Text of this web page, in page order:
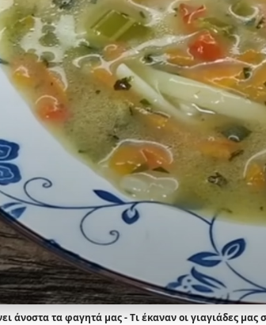
άνοστα τα φαγητά μας - Τι έκαναν οι γιαγιάδες μας